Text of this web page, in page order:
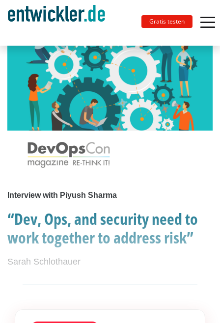
Gratis testen
Interview with Piyush Sharma
“Dev, Ops, and security need to
work together to address risk”
Sarah Schlothauer